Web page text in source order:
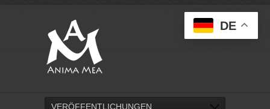
VERÖFFENTLICHUNGEN
DE